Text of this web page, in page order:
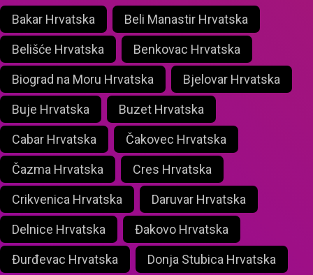
Bakar Hrvatska Beli Manastir Hrvatska
Belišće Hrvatska Benkovac Hrvatska
Biograd na Moru Hrvatska Bjelovar Hrvatska
Buje Hrvatska Buzet Hrvatska
Cabar Hrvatska Čakovec Hrvatska
Čazma Hrvatska Cres Hrvatska
Crikvenica Hrvatska Daruvar Hrvatska
Delnice Hrvatska Đakovo Hrvatska
Đurđevac Hrvatska Donja Stubica Hrvatska